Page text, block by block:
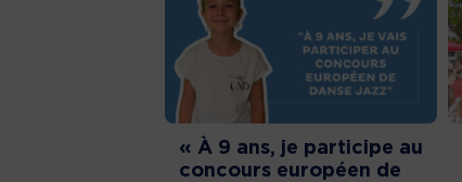
« À 9 ans, je participe au
concours européen de